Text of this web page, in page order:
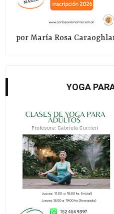
por María Rosa
YOGA